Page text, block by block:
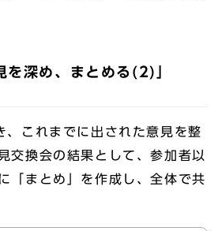
深め、まとめる(2)」
これまでに出された意見を整
交換会の結果として、参加者以
「まとめ」を作成し、全体で共